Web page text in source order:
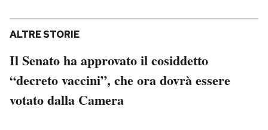
ALTRE STORIE
Il Senato ha approvato il cosiddetto
“decreto vaccini”, che ora dovrà essere
votato dalla Camera